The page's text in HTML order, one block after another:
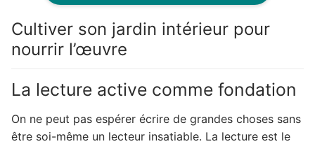
Cultiver son jardin intérieur pour
nourrir l’œuvre
La lecture active comme fondation
On ne peut pas espérer écrire de grandes choses sans
être soi-même un lecteur insatiable. La lecture est le